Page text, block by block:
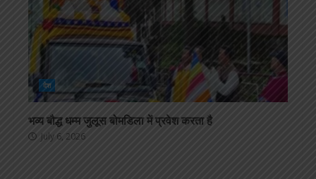
देश
भव्य बौद्ध धम्म जुलूस बोमडिला में प्रवेश करता है
July 6, 2026